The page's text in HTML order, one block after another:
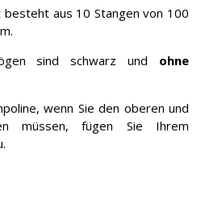
aus 10 Stangen von 100
sind schwarz und ohne
wenn Sie den oberen und
müssen, fügen Sie Ihrem